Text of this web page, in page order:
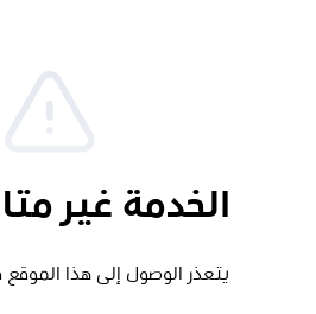
الخدمة غير
يتعذر الوصول إلى هذا